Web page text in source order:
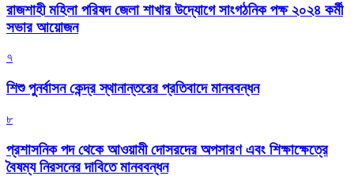
রাজশাহী মহিলা পরিষদ জেলা শাখার উদ্যোগে সাংগঠনিক পক্ষ ২০২৪ কর্মী
সভার আয়োজন
৭
শিশু পুনর্বাসন কেন্দ্র স্থানান্তরের প্রতিবাদে মানববন্ধন
৮
প্রশাসনিক পদ থেকে আওয়ামী দোসরদের অপসারণ এবং শিক্ষাক্ষেত্রে
বৈষম্য নিরসনের দাবিতে মানববন্ধন